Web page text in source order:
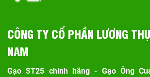
CÔNG TY CỔ PHẦN LƯƠNG
NAM
Gạo ST25 chính hãng - Gạo Ông